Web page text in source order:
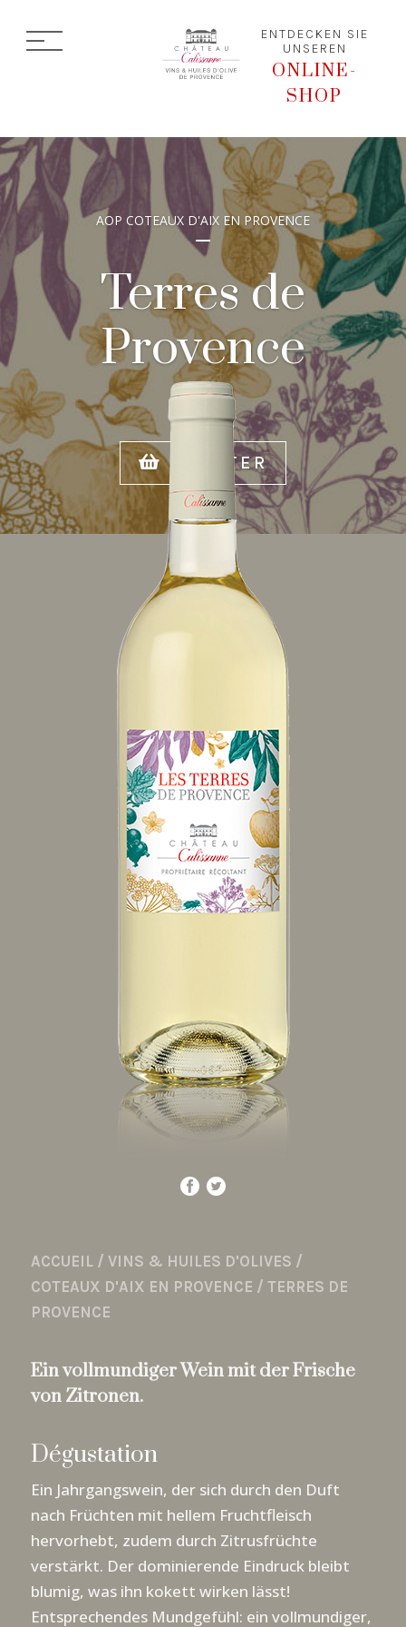
ENTDECKEN SIE
UNSEREN
ONLINE-
SHOP
AOP COTEAUX D'AIX EN PROVENCE
Terres de
Provence
Blanc
ACHETER
ACCUEIL/ VINS & HUILES D'OLIVES /
COTEAUX D'AIX EN PROVENCE / TERRES DE
PROVENCE
EinvollmundigerWeinmitderFrische
vonZitronen.
Dégustation
Ein Jahrgangswein, der sich durch den Duft
nach Früchten mit hellem Fruchtfleisch
hervorhebt, zudem durch Zitrusfrüchte
verstärkt. Der dominierende Eindruck bleibt
blumig, was ihn kokett wirken lässt!
Entsprechendes Mundgefühl: ein vollmundiger,